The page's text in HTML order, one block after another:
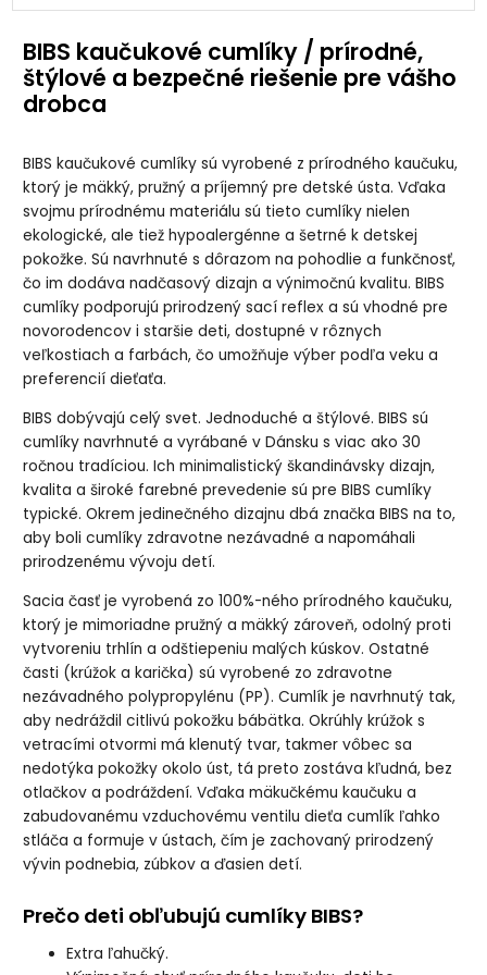
BIBS Boheme
prírodného
kaučuku 2ks,
veľkosť 2
BIBS Boheme
Oak cumlík z
prírodného
kaučuku 2ks,
veľkosť 1
BIBS Boheme
Oak cumlík z
prírodného
kaučuku 2ks,
veľkosť 2
BIBS Boheme
cumlík z
prírodného
kaučuku 2ks,
veľkosť 1
cumlík z
prírodného
kaučuku 2ks,
veľkosť 2
cumlík z
prírodného
kaučuku 2ks,
veľkosť 1
cumlík z
prírodného
kaučuku 2ks,
veľkosť 2
h cumlík z
prírodného
kaučuku 2ks,
veľkosť 1
BIBS Boheme
Woodchuck/Blus
h cumlík z
prírodného
kaučuku 2ks,
veľkosť 2
BIBS Boheme
nočný
Blush/Vanilla
cumlík z
prírodného
kaučuku 2ks,
veľkosť 1
BIBS Boheme
Blush/Vanilla
cumlík z
prírodného
kaučuku 2ks,
veľkosť 2
BIBS Boheme
nočný
Sage/Cloud
cumlík z
prírodného
kaučuku 2ks,
veľkosť 1
BIBS Boheme
Sage/Cloud
cumlík z
prírodného
kaučuku 2ks,
veľkosť 2
BIBS kaučukové cumlíky / prírodné,
štýlové a bezpečné riešenie pre vášho
drobca
BIBS kaučukové cumlíky sú vyrobené z prírodného kaučuku,
ktorý je mäkký, pružný a príjemný pre detské ústa. Vďaka
svojmu prírodnému materiálu sú tieto cumlíky nielen
ekologické, ale tiež hypoalergénne a šetrné k detskej
pokožke. Sú navrhnuté s dôrazom na pohodlie a funkčnosť,
čo im dodáva nadčasový dizajn a výnimočnú kvalitu. BIBS
cumlíky podporujú prirodzený sací reflex a sú vhodné pre
novorodencov i staršie deti, dostupné v rôznych
veľkostiach a farbách, čo umožňuje výber podľa veku a
preferencií dieťaťa.
BIBS dobývajú celý svet. Jednoduché a štýlové. BIBS sú
cumlíky navrhnuté a vyrábané v Dánsku s viac ako 30
ročnou tradíciou. Ich minimalistický škandinávsky dizajn,
kvalita a široké farebné prevedenie sú pre BIBS cumlíky
typické. Okrem jedinečného dizajnu dbá značka BIBS na to,
aby boli cumlíky zdravotne nezávadné a napomáhali
prirodzenému vývoju detí.
Sacia časť je vyrobená zo 100%-ného prírodného kaučuku,
ktorý je mimoriadne pružný a mäkký zároveň, odolný proti
vytvoreniu trhlín a odštiepeniu malých kúskov. Ostatné
časti (krúžok a karička) sú vyrobené zo zdravotne
nezávadného polypropylénu (PP). Cumlík je navrhnutý tak,
aby nedráždil citlivú pokožku bábätka. Okrúhly krúžok s
vetracími otvormi má klenutý tvar, takmer vôbec sa
nedotýka pokožky okolo úst, tá preto zostáva kľudná, bez
otlačkov a podráždení. Vďaka mäkučkému kaučuku a
zabudovanému vzduchovému ventilu dieťa cumlík ľahko
stláča a formuje v ústach, čím je zachovaný prirodzený
vývin podnebia, zúbkov a ďasien detí.
Prečo deti obľubujú cumlíky BIBS?
Extra ľahučký.